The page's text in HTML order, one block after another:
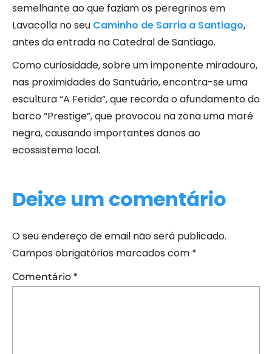
semelhante ao que faziam os peregrinos em
Lavacolla no seu Caminho de Sarria a Santiago,
antes da entrada na Catedral de Santiago.
Como curiosidade, sobre um imponente miradouro,
nas proximidades do Santuário, encontra-se uma
escultura “A Ferida”, que recorda o afundamento do
barco “Prestige”, que provocou na zona uma maré
negra, causando importantes danos ao
ecossistema local.
Deixe um comentário
O seu endereço de email não será publicado.
Campos obrigatórios marcados com *
Comentário *